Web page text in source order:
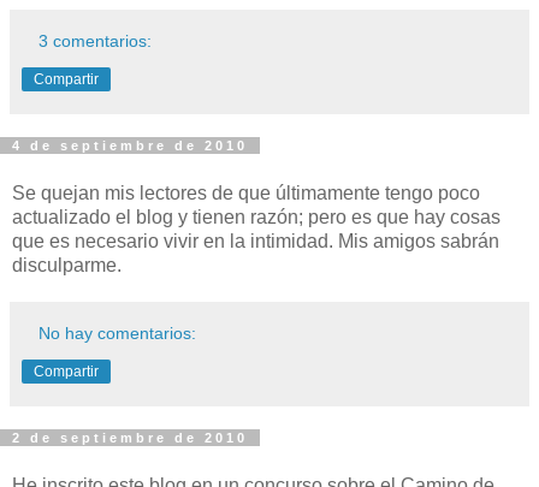
3 comentarios:
Compartir
4 de septiembre de 2010
Se quejan mis lectores de que últimamente tengo poco
actualizado el blog y tienen razón; pero es que hay cosas
que es necesario vivir en la intimidad. Mis amigos sabrán
disculparme.
No hay comentarios:
Compartir
2 de septiembre de 2010